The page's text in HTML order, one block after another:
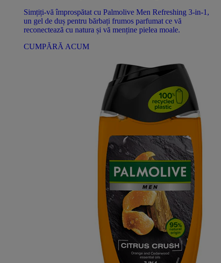
Simțiți-vă împrospătat cu Palmolive Men Refreshing 3-in-1,
un gel de duș pentru bărbați frumos parfumat ce vă
reconectează cu natura și vă menține pielea moale.
CUMPĂRĂ ACUM